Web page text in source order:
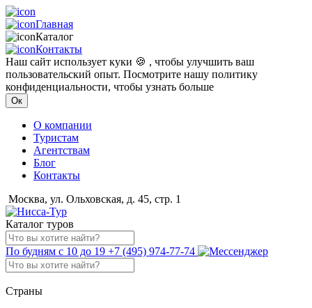
Главная
Каталог
Контакты
Наш сайт использует куки 🍪 , чтобы улучшить ваш
пользовательский опыт. Посмотрите нашу политику
конфиденциальности, чтобы узнать больше
Ок
О компании
Туристам
Агентствам
Блог
Контакты
Москва, ул. Ольховская, д. 45, стр. 1
Каталог туров
По будням с 10 до 19 +7 (495) 974-77-74
Страны